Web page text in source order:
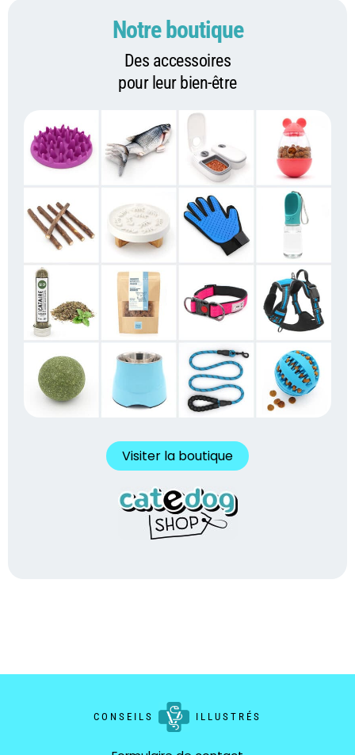
Notre boutique
Des accessoires
pour leur bien-être
Visiter la boutique
CONSEILS ILLUSTRÉS